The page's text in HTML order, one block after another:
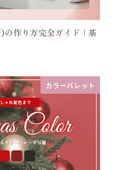
の作り方完全ガイド｜基
カラーパレット